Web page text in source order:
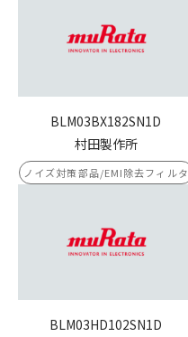
BLM03BX182SN1D
村田製作所
ノイズ対策部品/EMI除去フィルタ
BLM03HD102SN1D